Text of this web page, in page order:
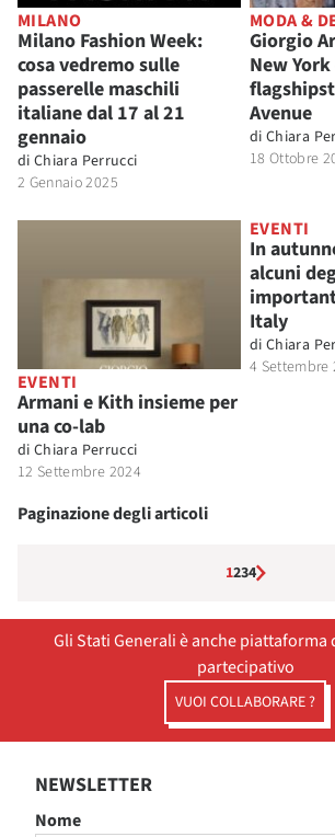
MILANO
Milano Fashion Week:
cosa vedremo sulle
passerelle maschili
italiane dal 17 al 21
gennaio
di Chiara Perrucci
2 Gennaio 2025
MODA &
Giorgio
New
Avenue
di Chiara
18 Ottobre
EVENTI
Armani e Kith insieme per
una co-lab
di Chiara Perrucci
12 Settembre 2024
EVENTI
In
alcuni
Italy
di Chiara
4 Settembre
Paginazione degli articoli
1234
Gli Stati Generali è anche
partecipativo
VUOI COLLABORARE ?
NEWSLETTER
Nome